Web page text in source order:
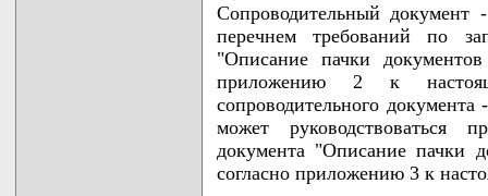
Сопроводительный документ
перечнем требований по
"Описание пачки
приложению 2 к
сопроводительного
может руководствоваться
документа "Описание пачки
согласно приложению 3 к